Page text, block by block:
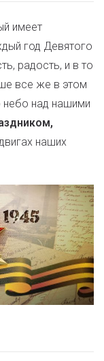
имеет
год Девятого
радость, и в то
все же в этом
небо над нашими
наших